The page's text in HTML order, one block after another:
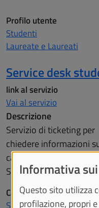
Profilo utente
Studenti
Laureate e Laureati
Service desk
link al servizio
Vai al servizio
Descrizione
Servizio di ticketing per
chiedere informazioni
carriera, tasse,
Segreteria studenti o
Categoria
Sportello virtuale
Informativa
Questo sito utilizza
profilazione, propri